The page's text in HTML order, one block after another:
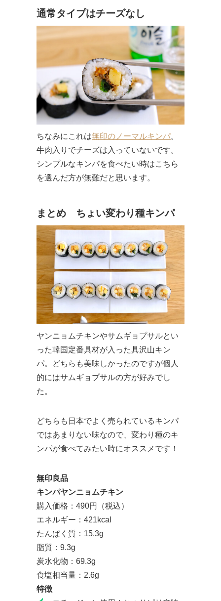
通常タイプはチーズなし
ちなみにこれは無印のノーマルキンパ。
牛肉入りでチーズは入っていないです。
シンプルなキンパを食べたい時はこちら
を選んだ方が無難だと思います。
まとめ ちょい変わり種キンパ
ヤンニョムチキンやサムギョプサルとい
った韓国定番具材が入った具沢山キン
パ。どちらも美味しかったのですが個人
的にはサムギョプサルの方が好みでし
た。
どちらも日本でよく売られているキンパ
ではあまりない味なので、変わり種のキ
ンパが食べてみたい時にオススメです！
無印良品
キンパヤンニョムチキン
購入価格：490円（税込）
エネルギー：421kcal
たんぱく質：15.3g
脂質：9.3g
炭水化物：69.3g
食塩相当量：2.6g
特徴